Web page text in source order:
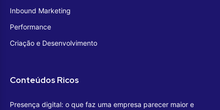
Inbound Marketing
Performance
Criação e Desenvolvimento
Conteúdos Ricos
Presença digital: o que faz uma empresa parecer maior e